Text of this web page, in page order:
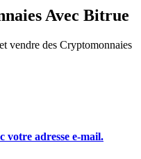
des informations
Avec Bitrue
vendre des Cryptomonnaies
votre adresse e-mail.